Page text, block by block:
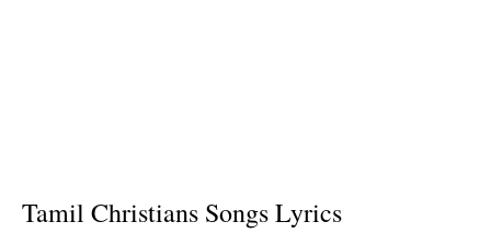
Tamil Christians Songs Lyrics